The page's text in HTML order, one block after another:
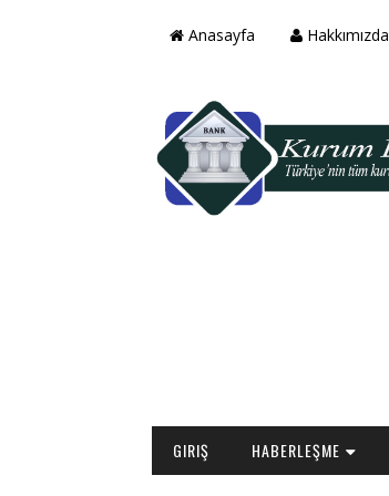
Anasayfa Hakkımızda
GIRIŞ HABERLEŞME